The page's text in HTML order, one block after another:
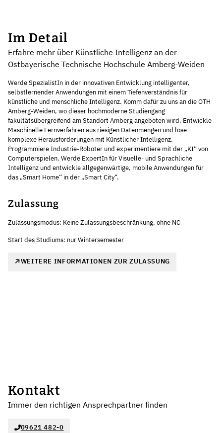
Im Detail
Erfahre mehr über Künstliche Intelligenz an der
Ostbayerische Technische Hochschule Amberg-Weiden
Werde SpezialistIn in der innovativen Entwicklung intelligenter,
selbstlernender Anwendungen mit einem Tiefenverständnis für
künstliche und menschliche Intelligenz. Komm dafür zu uns an die OTH
Amberg-Weiden, wo dieser hochmoderne Studiengang
fakultätsübergreifend am Standort Amberg angeboten wird. Entwickle
Maschinelle Lernverfahren aus riesigen Datenmengen und löse
komplexe Herausforderungen mit Künstlicher Intelligenz.
Programmiere Industrie-Roboter und experimentiere mit der „KI“ von
Computerspielen. Werde ExpertIn für Visuelle- und Sprachliche
Intelligenz und entwickle allgegenwärtige, mobile Anwendungen für
das „Smart Home“ in der „Smart City“.
Zulassung
Zulassungsmodus: Keine Zulassungsbeschränkung, ohne NC
Start des Studiums: nur Wintersemester
WEITERE INFORMATIONEN ZUR ZULASSUNG
Kontakt
Immer den richtigen Ansprechpartner finden
09621 482-0